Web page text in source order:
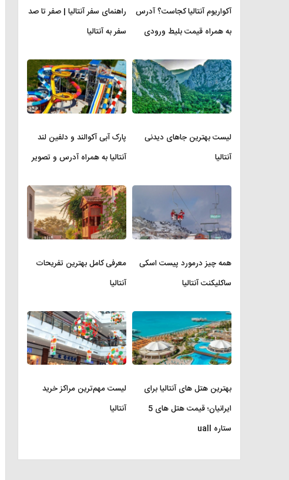
آکواریوم آنتالیا کجاست؟ آدرس
به همراه قیمت بلیط ورودی
راهنمای سفر آنتالیا | صفر تا صد
سفر به آنتالیا
لیست بهترین جاهای دیدنی
آنتالیا
پارک آبی آکوالند و دلفین لند
آنتالیا به همراه آدرس و تصویر
همه چیز درمورد پیست اسکی
ساکلیکنت آنتالیا
معرفی کامل بهترین تفریحات
آنتالیا
بهترین هتل های آنتالیا برای
ایرانیان؛ قیمت هتل های 5
ستاره uall
لیست مهم‌ترین مراکز خرید
آنتالیا